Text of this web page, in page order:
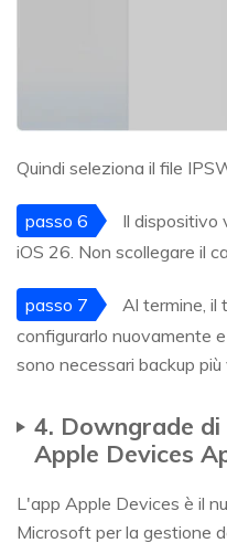
Quindi seleziona il file
passo 6
Il dispositivo
iOS 26. Non scollegare il
passo 7
Al termine, il
configurarlo nuovamente
sono necessari backup
4. Downgrade di
Apple Devices
L'app Apple Devices è il
Microsoft per la gestione